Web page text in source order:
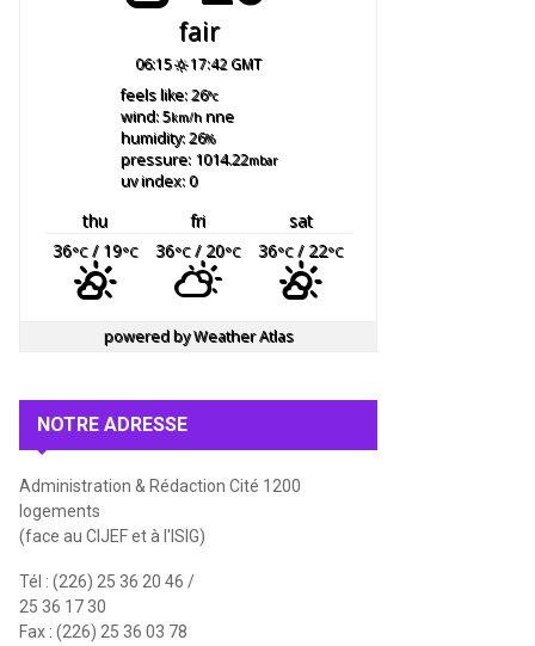
fair
06:15 17:42 GMT
feels like: 26°c
wind: 5km/hnne
humidity: 26%
pressure: 1014.22mbar
uv index: 0
thu fri
sat
36°C/ 19°C 36°C/ 20°C 36°C/ 22°C
powered byWeather Atlas
NOTRE ADRESSE
Administration & Rédaction Cité 1200
logements
(face au CIJEF et à l'ISIG)
Tél : (226) 25 36 20 46 /
25 36 17 30
Fax : (226) 25 36 03 78